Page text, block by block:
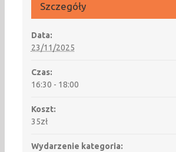
Szczegóły
Data:
23/11/2025
Czas:
16:30 - 18:00
Koszt:
35zł
Wydarzenie kategoria: